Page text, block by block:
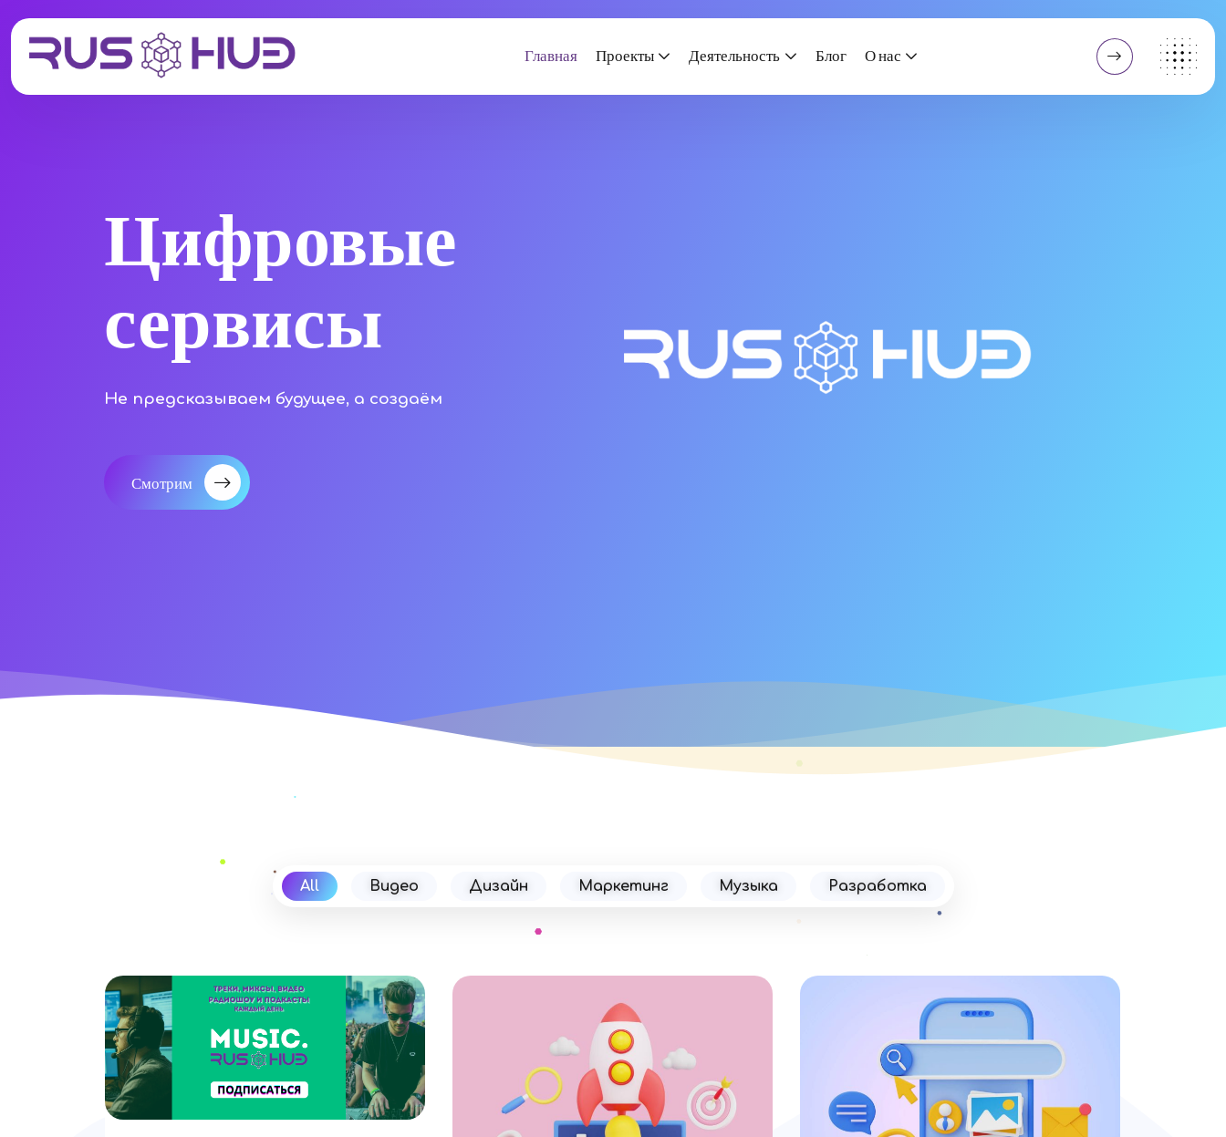
Главная Проекты Деятельность Блог О нас
Цифровые
сервисы
Не предсказываем будущее, а создаём
Смотрим
All Видео Дизайн Маркетинг Музыка Разработка